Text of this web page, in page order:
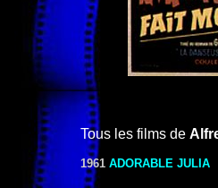
Tous les films de
1961 ADORABLE JULIA